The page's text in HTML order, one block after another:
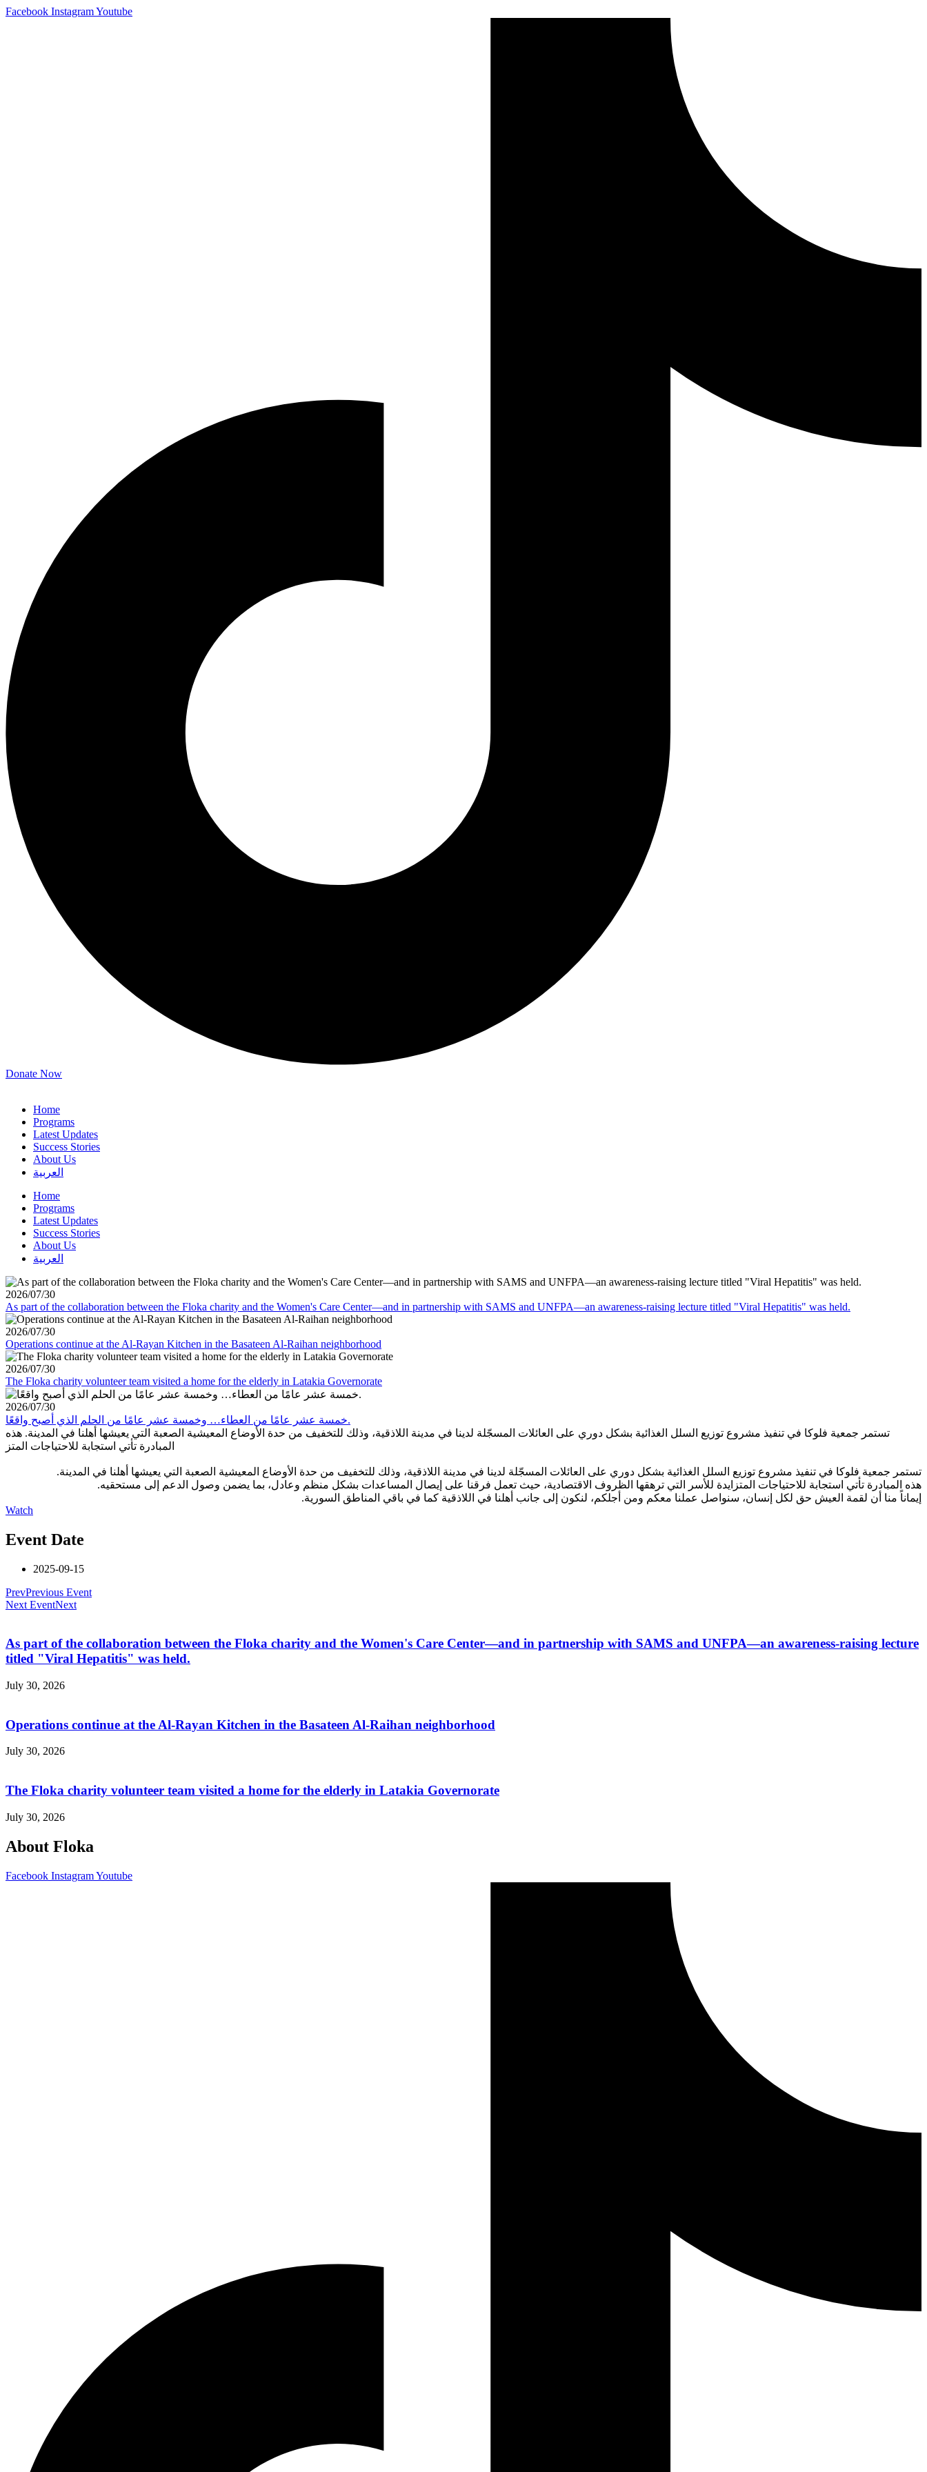
Skip
Facebook InstagramYoutube
Donate Now
Home
Programs
Latest Updates
Success Stories
About Us
العربية
Home
Programs
Latest Updates
Success Stories
About Us
العربية
2026/07/30
As part of the collaboration between the Floka charity and the Women's Care Center—and in partnership with SAMS and UNFPA—an awareness-raising lecture titled "Viral Hepatitis" was held.
2026/07/30
Operations continue at the Al-Rayan Kitchen in the Basateen Al-Raihan neighborhood
2026/07/30
The Floka charity volunteer team visited a home for the elderly in Latakia Governorate
2026/07/30
خمسة عشر عامًا من العطاء… وخمسة عشر عامًا من الحلم الذي أصبح واقعًا.
تستمر جمعية فلوكا في تنفيذ مشروع توزيع السلل الغذائية بشكل دوري على العائلات المسجّلة لدينا في مدينة اللاذقية، وذلك للتخفيف من حدة الأوضاع المعيشية الصعبة التي يعيشها أهلنا في المدينة. هذه
المبادرة تأتي استجابة للاحتياجات المتز
تستمر جمعية فلوكا في تنفيذ مشروع توزيع السلل الغذائية بشكل دوري على العائلات المسجّلة لدينا في مدينة اللاذقية، وذلك للتخفيف من حدة الأوضاع المعيشية الصعبة التي يعيشها أهلنا في المدينة.
هذه المبادرة تأتي استجابة للاحتياجات المتزايدة للأسر التي ترهقها الظروف الاقتصادية، حيث تعمل فرقنا على إيصال المساعدات بشكل منظم وعادل، بما يضمن وصول الدعم إلى مستحقيه.
إيماناً منا أن لقمة العيش حق لكل إنسان، سنواصل عملنا معكم ومن أجلكم، لنكون إلى جانب أهلنا في اللاذقية كما في باقي المناطق السورية.
Watch
Event Date
2025-09-15
PrevPrevious Event
Next EventNext
As part of the collaboration between the Floka charity and the Women's Care Center—and in partnership with SAMS and UNFPA—an awareness-raising lecture
titled "Viral Hepatitis" was held.
July 30, 2026
Operations continue at the Al-Rayan Kitchen in the Basateen Al-Raihan neighborhood
July 30, 2026
The Floka charity volunteer team visited a home for the elderly in Latakia Governorate
July 30, 2026
About Floka
Facebook InstagramYoutube